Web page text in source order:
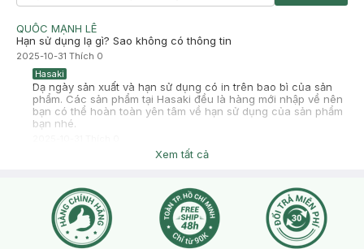
QUỐC MẠNH LÊ
Hạn sử dụng lạ gì? Sao không có thông tin
2025-10-31 Thích 0
Hasaki
Dạ ngày sản xuất và hạn sử dụng có in trên bao bì của sản
phẩm. Các sản phẩm tại Hasaki đều là hàng mới nhập về nên
bạn có thể hoàn toàn yên tâm về hạn sử dụng của sản phẩm
bạn nhé.
Xem tất cả